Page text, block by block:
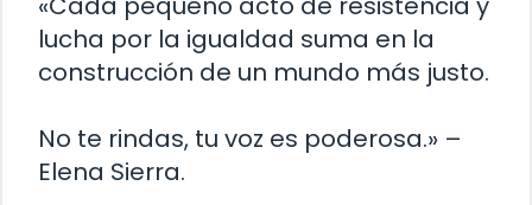
lucha por la igualdad suma en la
construcción de un mundo más justo.
No te rindas, tu voz es poderosa.» –
Elena Sierra.